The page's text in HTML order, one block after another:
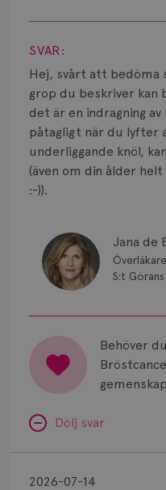
Visa svar
SVAR:
Hej, svårt att bedöma
grop du beskriver kan
det är en indragning
påtagligt när du lyfter
underliggande knöl,
(även om din ålder
:-)).
Jana de
S:t
Behöver
Dölj svar
2026-07-14
Smärta
Prognos
Risker
Spridd bröstcancer
Vätska